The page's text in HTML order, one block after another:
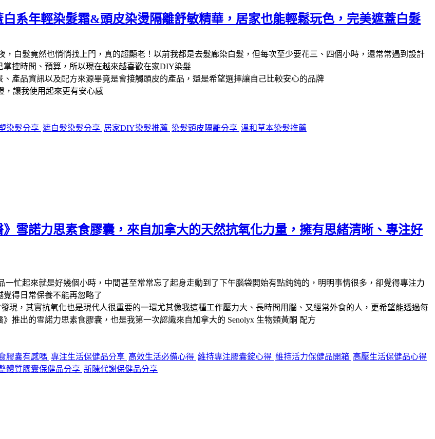
白系年輕染髮霜&頭皮染燙隔離舒敏精華，居家也能輕鬆玩色，完美遮蓋白髮
白髮竟然也悄悄找上門，真的超顯老！以前我都是去髮廊染白髮，但每次至少要花三、四個小時，還常常遇到設計
控時間、預算，所以現在越來越喜歡在家DIY染髮
產品資訊以及配方來源畢竟是會接觸頭皮的產品，還是希望選擇讓自己比較安心的品牌
，讓我使用起來更有安心感
染髮分享 遮白髮染髮分享 居家DIY染髮推薦 染髮頭皮隔離分享 溫和草本染髮推薦
雪諾力思素食膠囊，來自加拿大的天然抗氧化力量，擁有思緒清晰、專注好
忙起來就是好幾個小時，中間甚至常常忘了起身走動到了下午腦袋開始有點鈍鈍的，明明事情很多，卻覺得專注力
得日常保養不能再忽略了
現，其實抗氧化也是現代人很重要的一環尤其像我這種工作壓力大、長時間用腦、又經常外食的人，更希望能透過每
推出的雪諾力思素食膠囊，也是我第一次認識來自加拿大的 Senolyx 生物類黃酮 配方
膠囊有感嗎 專注生活保健品分享 高效生活必備心得 維持專注膠囊錠心得 維持活力保健品開箱 高壓生活保健品心得
體質膠囊保健品分享 新陳代謝保健品分享